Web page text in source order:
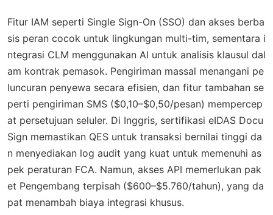
Fitur IAM seperti Single Sign-On (SSO) dan akses berba
sis peran cocok untuk lingkungan multi-tim, sementara i
ntegrasi CLM menggunakan AI untuk analisis klausul dal
am kontrak pemasok. Pengiriman massal menangani pe
luncuran penyewa secara efisien, dan fitur tambahan se
perti pengiriman SMS ($0,10–$0,50/pesan) mempercep
at persetujuan seluler. Di Inggris, sertifikasi eIDAS Docu
Sign memastikan QES untuk transaksi bernilai tinggi da
n menyediakan log audit yang kuat untuk memenuhi as
pek peraturan FCA. Namun, akses API memerlukan pak
et Pengembang terpisah ($600–$5.760/tahun), yang da
pat menambah biaya integrasi khusus.